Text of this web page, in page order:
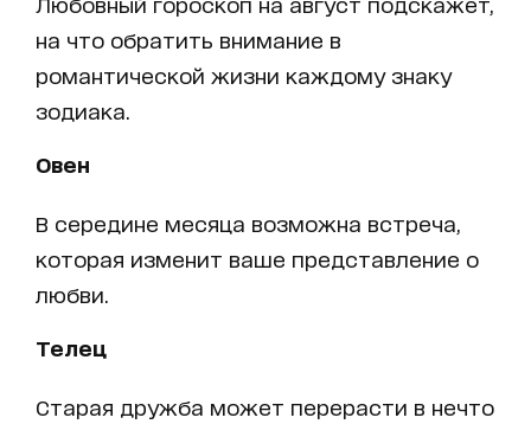
на что обратить внимание в
романтической жизни каждому знаку
зодиака.
Овен
В середине месяца возможна встреча,
которая изменит ваше представление о
любви.
Телец
Старая дружба может перерасти в нечто